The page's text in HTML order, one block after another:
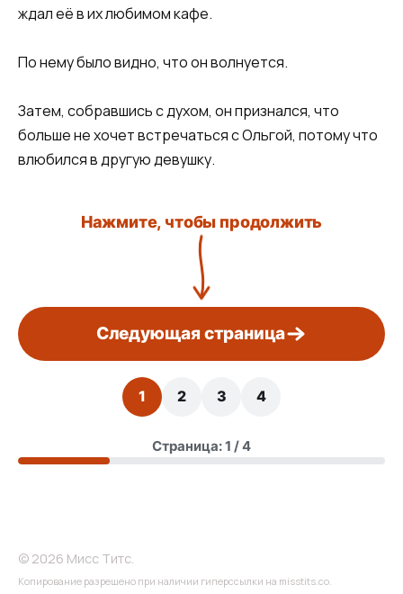
ждал её в их любимом кафе.
По нему было видно, что он волнуется.
Затем, собравшись с духом, он признался, что
больше не хочет встречаться с Ольгой, потому что
влюбился в другую девушку.
Нажмите, чтобы продолжить
Следующая страница
1 2 3 4
Страница: 1 / 4
© 2026 Мисс Титс.
Копирование разрешено при наличии гиперссылки на misstits.co.